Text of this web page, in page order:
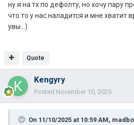
ну я на тх по дефолту, но хочу пару
что то у нас наладится и мне хватит
увы...)
Quote
Kengyry
Posted November 10, 2025
On 11/10/2025 at 10:59 AM,